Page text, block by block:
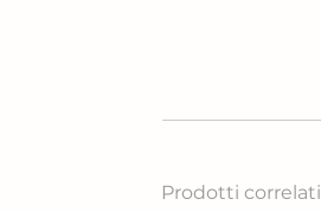
Prodotti correlati